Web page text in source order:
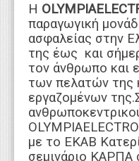
H
παραγωγική
ασφαλείας στην
της έως και
τον άνθρωπο και
των πελατών της
εργαζομένων
με το ΕΚΑΒ
σεμινάριο ΚΑΡΠΑ